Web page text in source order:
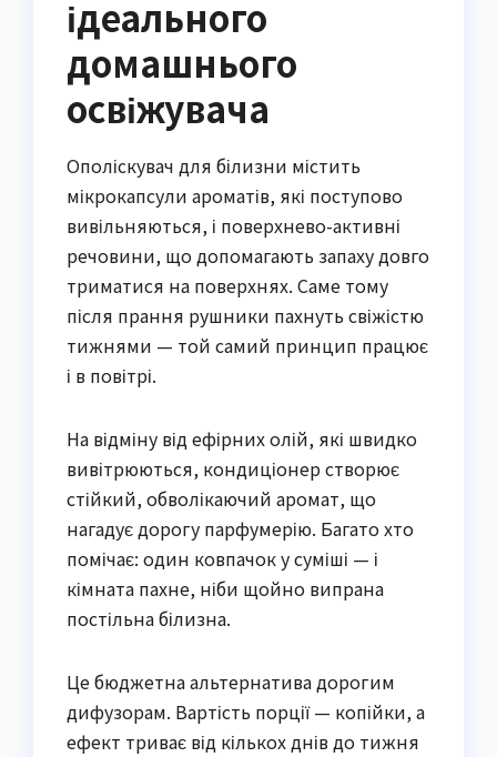
ідеального
домашнього
освіжувача
Ополіскувач для білизни містить
мікрокапсули ароматів, які поступово
вивільняються, і поверхнево-активні
речовини, що допомагають запаху довго
триматися на поверхнях. Саме тому
після прання рушники пахнуть свіжістю
тижнями — той самий принцип працює
і в повітрі.
На відміну від ефірних олій, які швидко
вивітрюються, кондиціонер створює
стійкий, обволікаючий аромат, що
нагадує дорогу парфумерію. Багато хто
помічає: один ковпачок у суміші — і
кімната пахне, ніби щойно випрана
постільна білизна.
Це бюджетна альтернатива дорогим
дифузорам. Вартість порції — копійки, а
ефект триває від кількох днів до тижня